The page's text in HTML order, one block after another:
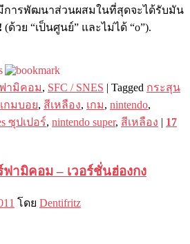
การพัฒนาส่วนผสมในที่สุดจะได้รับมัน
(ด้วย “เป็นศูนย์” และไม่ได้ “o”).
ฟามิคอม, SFC / SNES | Tagged กระสุน
เกมบอย, สีเหลือง, เกม, nintendo,
ซุปเปอร์, nintendo super, สีเหลือง | 17
ามิคอม – เวอร์ชั่นฮ่องกง
โดย Dentifritz